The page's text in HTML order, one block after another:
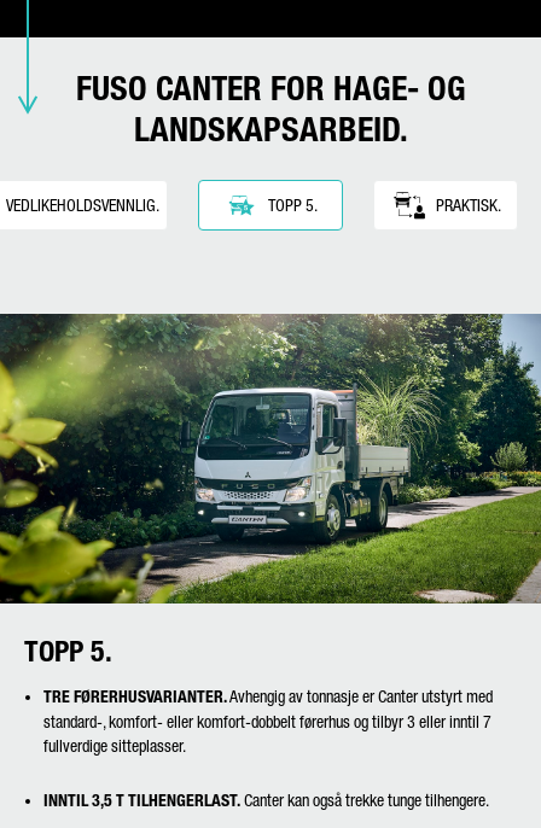
Vi vil behandle, lagre og bruke dataene dine nøye i samsvar
med lovbestemmelsene om databeskyttelse og med ditt
samtykke kun med det formål å behandle forespørselen din.
Ytterligere detaljer angående behandling av dine
personrelaterte data av Daimler Truck AG og detaljerte
henvisninger om dine rettigheter finner du online i
personvernerklæringer.
Friendly Captcha
FUSO CANTER FOR HAGE- OG
LANDSKAPSARBEID.
VEDLIKEHOLDSVENNLIG. TOPP 5. PRAKTISK.
TOPP 5.
TRE FØRERHUSVARIANTER.Avhengig av tonnasje er Canter utstyrt med
standard-, komfort- eller komfort-dobbelt førerhus og tilbyr 3 eller inntil 7
fullverdige sitteplasser.
INNTIL 3,5 T TILHENGERLAST.Canter kan også trekke tunge tilhengere.